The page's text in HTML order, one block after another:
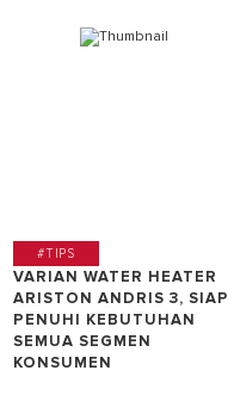
#TIPS
VARIAN WATER HEATER
ARISTON ANDRIS 3, SIAP
PENUHI KEBUTUHAN
SEMUA SEGMEN
KONSUMEN